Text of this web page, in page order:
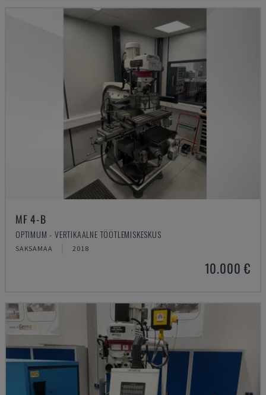
MF 4-B
OPTIMUM - VERTIKAALNE TÖÖTLEMISKESKUS
SAKSAMAA 2018
10.000 €